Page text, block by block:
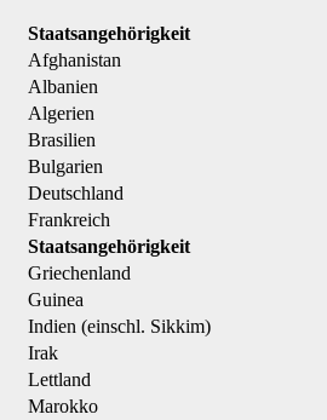
Staatsangehörigkeit
Afghanistan
Albanien
Algerien
Brasilien
Bulgarien
Deutschland
Frankreich
Staatsangehörigkeit
Griechenland
Guinea
Indien (einschl. Sikkim)
Irak
Lettland
Marokko